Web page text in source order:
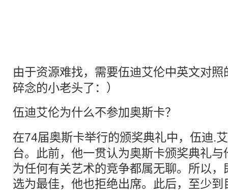
由于资源难找，需要伍迪艾伦中英文对照
碎念的小老头了：）
伍迪艾伦为什么不参加奥斯卡？
在74届奥斯卡举行的颁奖典礼中，伍迪.
台。此前，他一贯认为奥斯卡颁奖典礼
为任何有关艺术的竞争都属无聊。所以
选为最佳，他也拒绝出席。此后，至少